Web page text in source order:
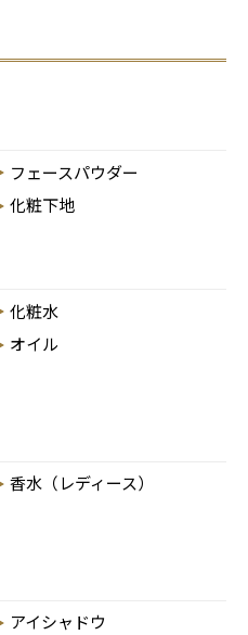
フェースパウダー
化粧下地
化粧水
オイル
香水（レディース）
アイシャドウ